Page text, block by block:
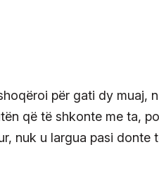
për gati dy muaj,
që të shkonte me ta,
nuk u largua pasi donte